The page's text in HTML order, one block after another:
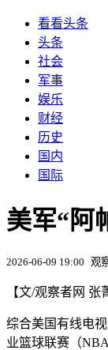
看看头条
头条
社会
军事
娱乐
财经
历史
国内
国际
美军“阿
2026-06-09 19:00 观
【文/观察者网 张
综合美国有线电
业篮球联赛（